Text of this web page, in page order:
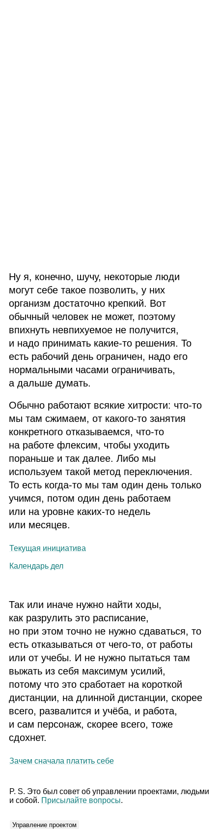
Ну я, конечно, шучу, некоторые люди
могут себе такое позволить, у них
организм достаточно крепкий. Вот
обычный человек не может, поэтому
впихнуть невпихуемое не получится,
и надо принимать какие‑то решения. То
есть рабочий день ограничен, надо его
нормальными часами ограничивать,
а дальше думать.
Обычно работают всякие хитрости: что‑то
мы там сжимаем, от какого‑то занятия
конкретного отказываемся, что‑то
на работе флексим, чтобы уходить
пораньше и так далее. Либо мы
используем такой метод переключения.
То есть когда‑то мы там один день только
учимся, потом один день работаем
или на уровне каких‑то недель
или месяцев.
Текущая инициатива
Календарь дел
Так или иначе нужно найти ходы,
как разрулить это расписание,
но при этом точно не нужно сдаваться, то
есть отказываться от чего‑то, от работы
или от учебы. И не нужно пытаться там
выжать из себя максимум усилий,
потому что это сработает на короткой
дистанции, на длинной дистанции, скорее
всего, развалится и учёба, и работа,
и сам персонаж, скорее всего, тоже
сдохнет.
Зачем сначала платить себе
P. S. Это был совет об управлении проектами, людьми
и собой. Присылайте вопросы.
Управление проектом